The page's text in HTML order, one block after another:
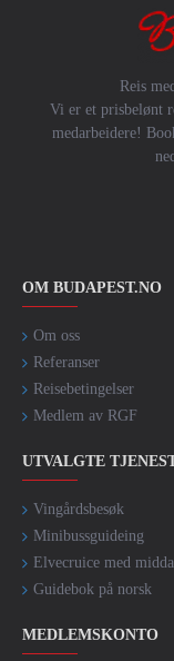
Reis
Vi er et prisbelønt
medarbeidere!
OM BUDAPEST.NO
Om oss
Referanser
Reisebetingelser
Medlem av RGF
UTVALGTE
Vingårdsbesøk
Minibussguideing
Elvecruice med
Guidebok på norsk
MEDLEMSKONTO